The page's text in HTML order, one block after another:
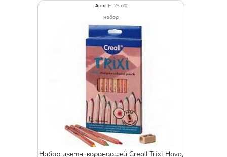
Арт: H-29520
набор
Набор цветн. карандашей Creall Trixi Havo,